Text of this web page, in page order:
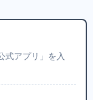
式アプリ」を入